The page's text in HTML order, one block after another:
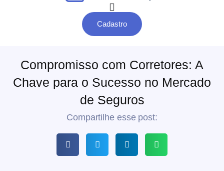
Cadastro
Compromisso com Corretores: A
Chave para o Sucesso no Mercado
de Seguros
Compartilhe esse post: